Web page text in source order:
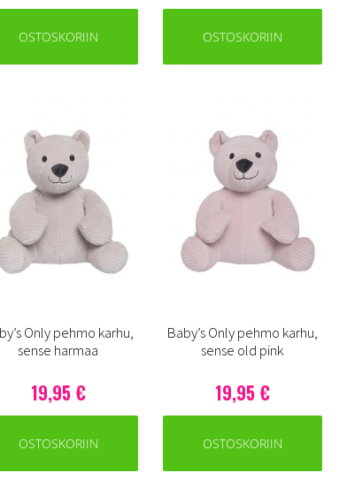
OSTOSKORIIN OSTOSKORIIN
Only pehmo karhu,
sense harmaa
19,95 €
OSTOSKORIIN
Baby’s Only pehmo karhu,
sense old pink
19,95 €
OSTOSKORIIN